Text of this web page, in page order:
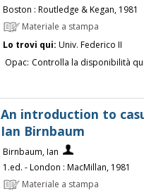
Boston : Routledge & Kegan, 1981
Materiale a stampa
Lo trovi qui: Univ. Federico II
Opac: Controlla la disponibilità
An introduction to
Ian Birnbaum
Birnbaum, Ian
1.ed. - London : MacMillan, 1981
Materiale a stampa